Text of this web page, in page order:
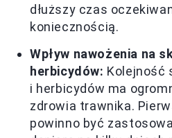
dłuższy czas
koniecznością.
Wpływ nawożenia na
herbicydów: Kolejność
i herbicydów ma
zdrowia trawnika.
powinno być